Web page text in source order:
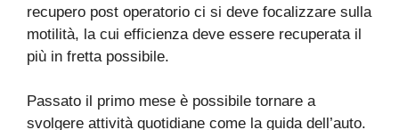
recupero post operatorio ci si deve focalizzare sulla
motilità, la cui efficienza deve essere recuperata il
più in fretta possibile.
Passato il primo mese è possibile tornare a
svolgere attività quotidiane come la guida dell’auto.